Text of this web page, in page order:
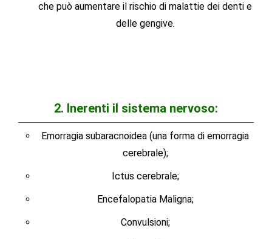
che può aumentare il rischio di malattie dei denti e
delle gengive.
2. Inerenti il sistema nervoso:
Emorragia subaracnoidea (una forma di emorragia
cerebrale);
Ictus cerebrale;
Encefalopatia Maligna;
Convulsioni;